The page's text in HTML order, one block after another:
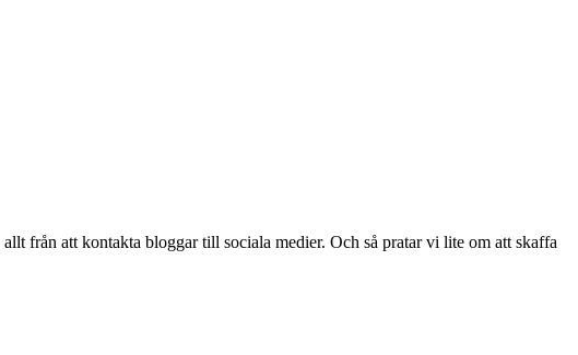
från att kontakta bloggar till sociala medier. Och så pratar vi lite om att skaffa